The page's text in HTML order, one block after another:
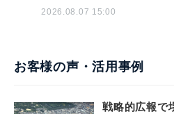
2026.08.07 15:00
お客様の声・活用事例
戦略的広報で